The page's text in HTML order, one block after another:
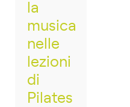
la
musica
nelle
lezioni
di
Pilates